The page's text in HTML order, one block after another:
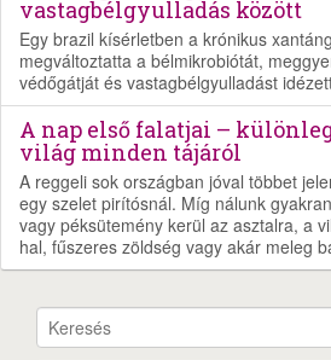
vastagbélgyulladás között
Egy brazil kísérletben a krónikus
megváltoztatta a bélmikrobiótát,
védőgátját és vastagbélgyulladást
A nap első falatjai –
világ minden tájáról
A reggeli sok országban jóval többet
egy szelet pirítósnál. Míg nálunk
vagy péksütemény kerül az asztalra, a
hal, fűszeres zöldség vagy akár meleg